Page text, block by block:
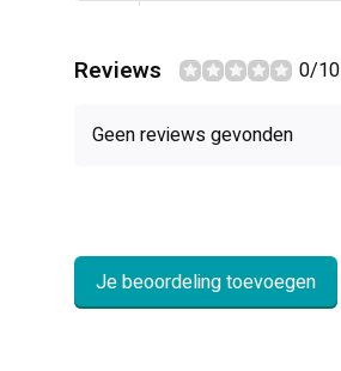
Reviews 0/10
Geen reviews gevonden
Je beoordeling toevoegen